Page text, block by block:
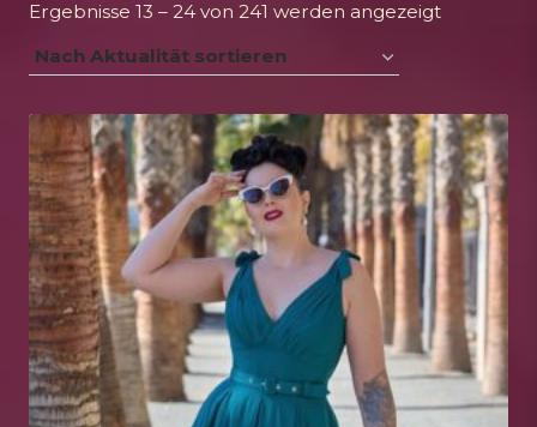
Ergebnisse 13 – 24 von 241 werden angezeigtNach